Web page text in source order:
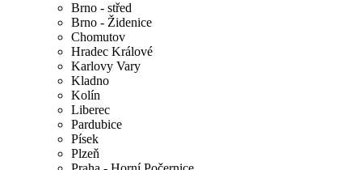
Brno - střed
Brno - Židenice
Chomutov
Hradec Králové
Karlovy Vary
Kladno
Kolín
Liberec
Pardubice
Písek
Plzeň